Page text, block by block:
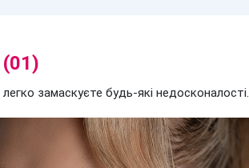
замаскуєте будь-які недосконалості.